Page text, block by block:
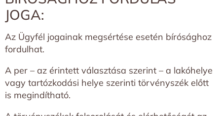
JOGA:
Az Ügyfél jogainak megsértése esetén bírósághoz
fordulhat.
A per – az érintett választása szerint – a lakóhelye
vagy tartózkodási helye szerinti törvényszék előtt
is megindítható.